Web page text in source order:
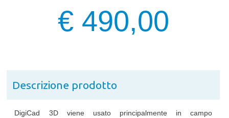
€ 490,00
Descrizione prodotto
DigiCad 3D viene usato principalmente in campo